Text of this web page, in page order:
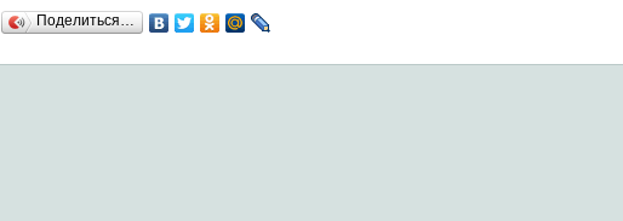
Поделиться…